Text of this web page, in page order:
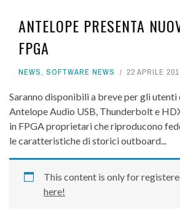
ANTELOPE PRESENTA
FPGA
NEWS, SOFTWARE NEWS 22 APRILE
Saranno disponibili a breve per gli
Antelope Audio USB, Thunderbolt e
in FPGA proprietari che riproducono
le caratteristiche di storici outboard...
This content is only for
here!